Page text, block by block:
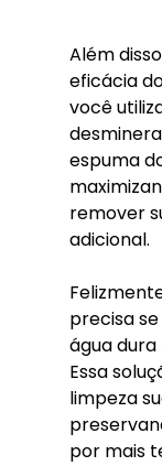
Além
eficácia
você
espuma
remover
adicional.
precisa
água
Essa
limpeza
por mais